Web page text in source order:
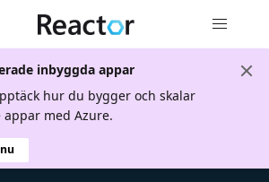
inbyggda appar
hur du bygger och skalar
med Azure.